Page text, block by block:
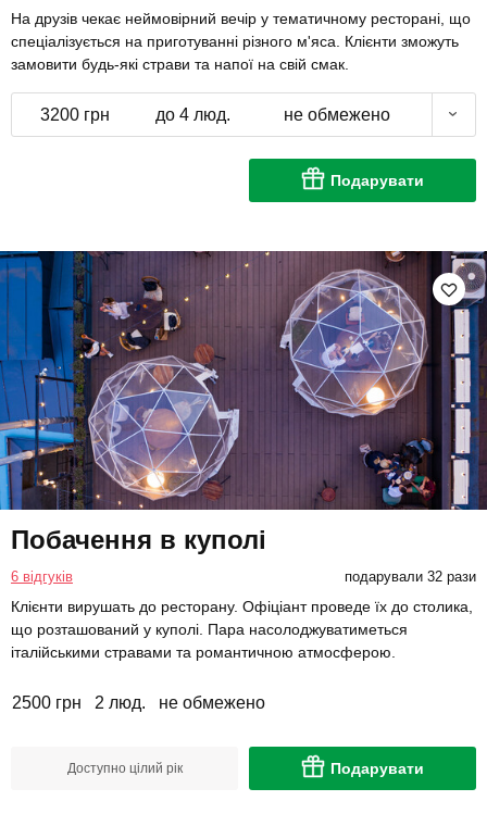
На друзів чекає неймовірний вечір у тематичному ресторані, що
спеціалізується на приготуванні різного м'яса. Клієнти зможуть
замовити будь-які страви та напої на свій смак.
3200 грн до 4 люд. не обмежено
Подарувати
Побачення в куполі
6 відгуків подарували 32 рази
Клієнти вирушать до ресторану. Офіціант проведе їх до столика,
що розташований у куполі. Пара насолоджуватиметься
італійськими стравами та романтичною атмосферою.
2500 грн 2 люд. не обмежено
Доступно цілий рік Подарувати